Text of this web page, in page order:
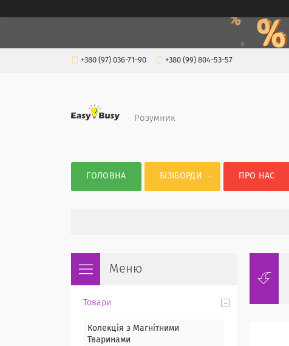
+380 (97) 036-71-90 +380 (99) 804-53-57
Розумник
ГОЛОВНА БІЗІБОРДИ ПРО НАС
Товари
Колекція з Магнітними
Тваринами